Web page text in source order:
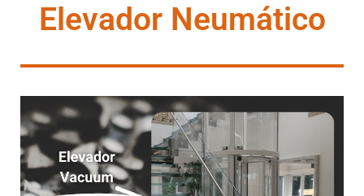
Elevador Neumático